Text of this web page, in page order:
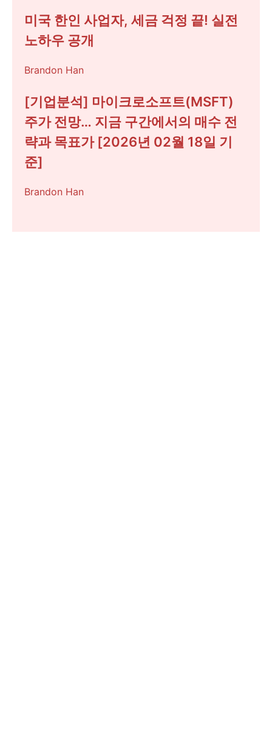
미국 한인 사업자, 세금 걱정 끝! 실전
노하우 공개
Brandon Han
[기업분석] 마이크로소프트(MSFT)
주가 전망… 지금 구간에서의 매수 전
략과 목표가 [2026년 02월 18일 기
준]
Brandon Han